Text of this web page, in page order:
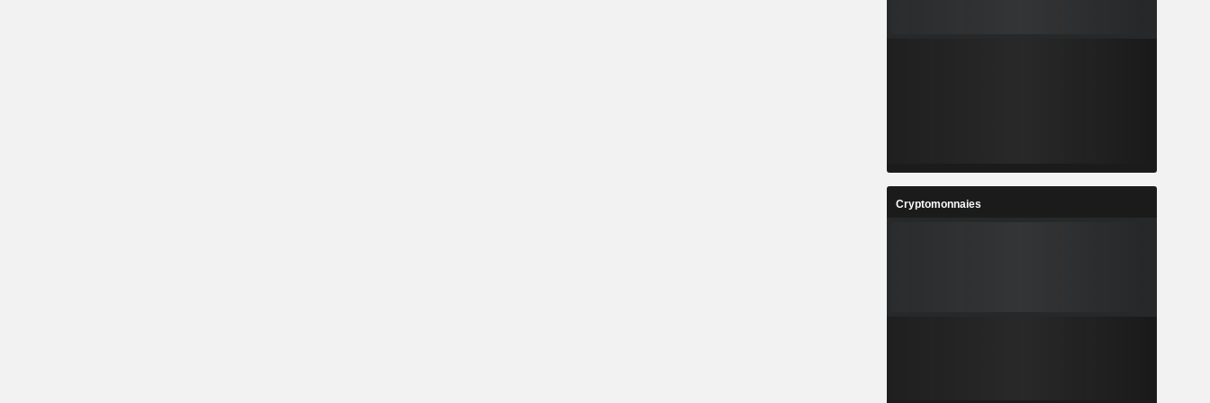
Cryptomonnaies